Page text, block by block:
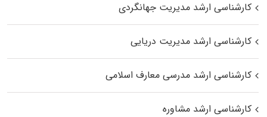
کارشناسی ارشد مدیریت جهانگردی
کارشناسی ارشد مدیریت دریایی
کارشناسی ارشد مدرسی معارف اسلامی
کارشناسی ارشد مشاوره